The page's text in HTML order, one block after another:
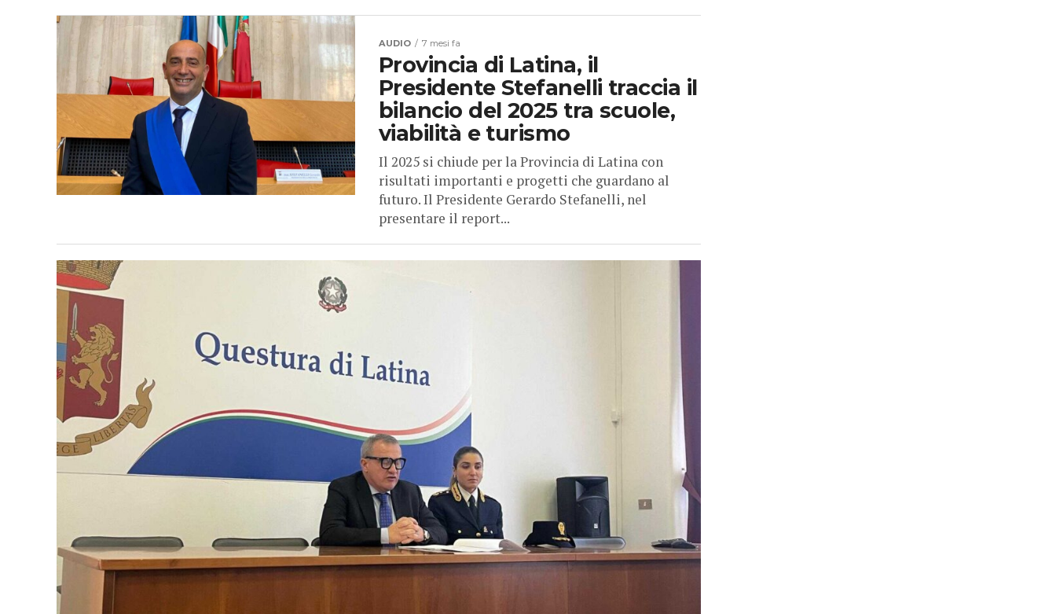
AUDIO 7 mesi fa
Provincia di Latina, il
Presidente Stefanelli traccia il
bilancio del 2025 tra scuole,
viabilità e turismo
Il 2025 si chiude per la Provincia di Latina con
risultati importanti e progetti che guardano al
futuro. Il Presidente Gerardo Stefanelli, nel
presentare il report...